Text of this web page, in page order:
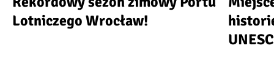
Lotniczego Wrocław!